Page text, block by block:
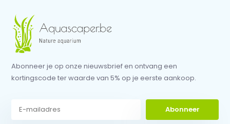
Abonneer je op onze nieuwsbrief en ontvang een
kortingscode ter waarde van 5% op je eerste aankoop.
Abonneer